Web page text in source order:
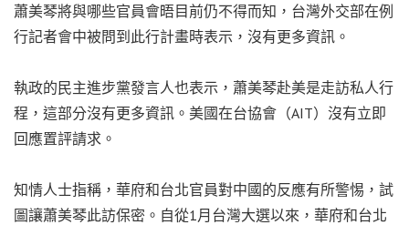
蕭美琴將與哪些官員會晤目前仍不得而知，台灣外交部在例
行記者會中被問到此行計畫時表示，沒有更多資訊。
執政的民主進步黨發言人也表示，蕭美琴赴美是走訪私人行
程，這部分沒有更多資訊。美國在台協會（AIT）沒有立即
回應置評請求。
知情人士指稱，華府和台北官員對中國的反應有所警惕，試
圖讓蕭美琴此訪保密。自從1月台灣大選以來，華府和台北